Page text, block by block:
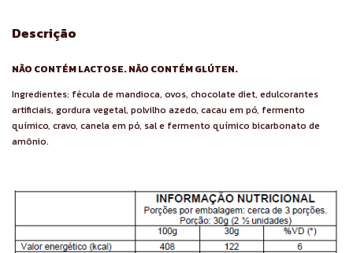
Descrição
NÃO CONTÉM LACTOSE. NÃO CONTÉM GLÚTEN.
Ingredientes: fécula de mandioca, ovos, chocolate diet, edulcorantes
artificiais, gordura vegetal, polvilho azedo, cacau em pó, fermento
químico, cravo, canela em pó, sal e fermento químico bicarbonato de
amônio.